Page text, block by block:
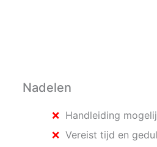
Nadelen
Handleiding
Vereist tijd en